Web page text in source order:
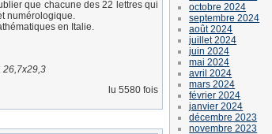
que chacune des 22 lettres qui
numérologique.
en Italie.
26,7x29,3
lu 5580 fois
octobre 2024
septembre 2024
août 2024
juillet 2024
juin 2024
mai 2024
avril 2024
mars 2024
février 2024
janvier 2024
décembre 2023
novembre 2023